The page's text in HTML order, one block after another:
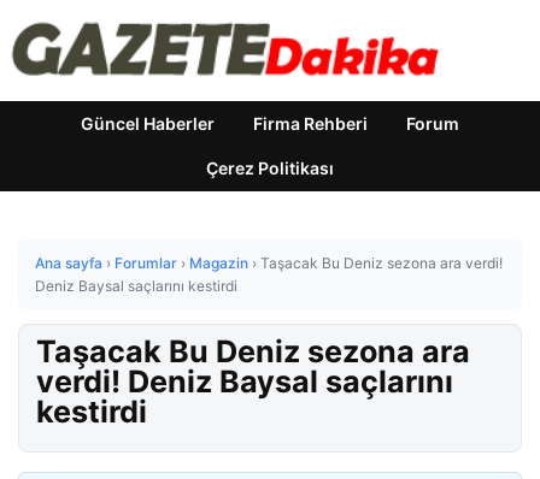
Güncel Haberler Firma Rehberi Forum
Çerez Politikası
Ana sayfa › Forumlar › Magazin › Taşacak Bu Deniz sezona ara verdi!
Deniz Baysal saçlarını kestirdi
Taşacak Bu Deniz sezona ara
verdi! Deniz Baysal saçlarını
kestirdi